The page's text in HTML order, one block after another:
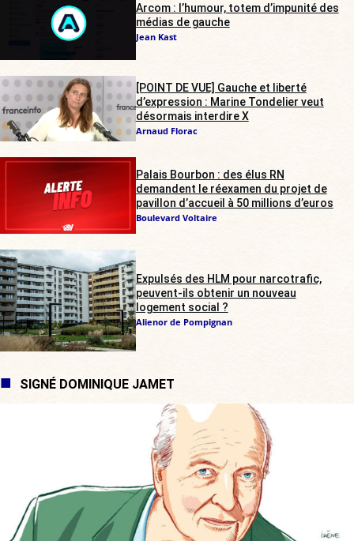
Arcom : l’humour, totem d’impunité des
médias de gauche
Jean Kast
[POINT DE VUE] Gauche et liberté
d’expression : Marine Tondelier veut
désormais interdire X
Arnaud Florac
Palais Bourbon : des élus RN
demandent le réexamen du projet de
pavillon d’accueil à 50 millions d’euros
Boulevard Voltaire
Expulsés des HLM pour narcotrafic,
peuvent-ils obtenir un nouveau
logement social ?
Alienor de Pompignan
SIGNÉ DOMINIQUE JAMET